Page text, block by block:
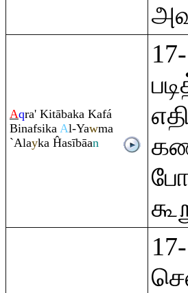
Aqra' Kitābaka Kafá
Binafsika Al-Yawma
`Alayka Ĥasībāan